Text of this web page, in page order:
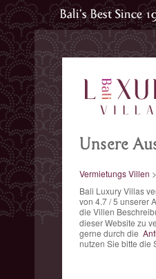
Unsere
Vermietungs Villen >
Bali Luxury Villas
von 4.7/5 unserer
die Villen
dieser Website zu
gerne durch die
nutzen Sie bitte die